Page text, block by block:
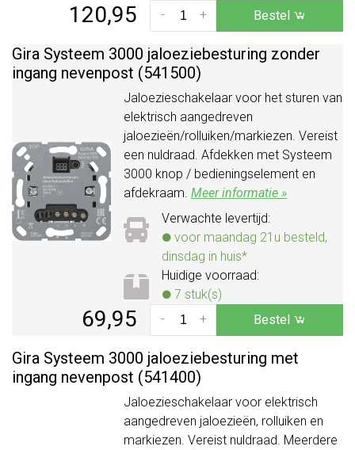
120,95 +
- Bestel
Gira Systeem 3000 jaloeziebesturing zonder
ingang nevenpost (541500)
Jaloezieschakelaar voor het sturen van
elektrisch aangedreven
jaloezieën/rolluiken/markiezen. Vereist
een nuldraad. Afdekken met Systeem
3000 knop / bedieningselement en
afdekraam. Meer informatie »
Verwachte levertijd:
voor maandag 21u besteld,
dinsdag in huis*
Huidige voorraad:
7 stuk(s)
69,95 +
- Bestel
Gira Systeem 3000 jaloeziebesturing met
ingang nevenpost (541400)
Jaloezieschakelaar voor elektrisch
aangedreven jaloezieën, rolluiken en
markiezen. Vereist nuldraad. Meerdere